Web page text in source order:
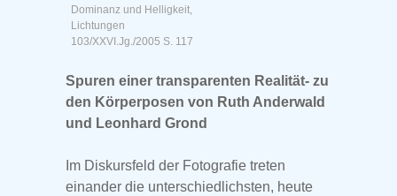
Dominanz und Helligkeit,
Lichtungen
103/XXVI.Jg./2005 S. 117
Spuren einer transparenten Realität- zu
den Körperposen von Ruth Anderwald
und Leonhard Grond
Im Diskursfeld der Fotografie treten
einander die unterschiedlichsten, heute